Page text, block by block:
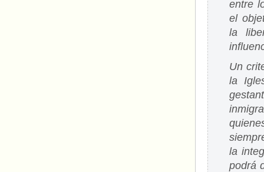
entre
el
la
Un
la
la
podrá